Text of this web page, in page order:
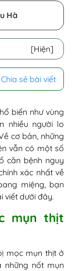
Hà
[Hiện]
trong miệng
mụn thịt vùng
thịt ở
miệng
có đau
quả và an
miệng tại
trong miệng
thịt ở
Chia sẻ bài viết
biến như vùng
nhiều người lo
cơ bản, những
vẫn có một số
căn bệnh nguy
xác nhất về
miệng, bạn
viết dưới đây.
mụn thịt
mọc mụn thịt ở
những nốt mụn